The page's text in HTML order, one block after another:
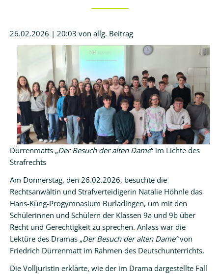
Aktuell
Newsletter
Intern
Hausordnung
Schulwegeplan
Kontakt
26.02.2026 | 20:03 von allg. Beitrag
Dürrenmatts „Der Besuch der alten Dame“ im Lichte des
Strafrechts
Am Donnerstag, den 26.02.2026, besuchte die
Rechtsanwältin und Strafverteidigerin Natalie Höhnle das
Hans-Küng-Progymnasium Burladingen, um mit den
Schülerinnen und Schülern der Klassen 9a und 9b über
Recht und Gerechtigkeit zu sprechen. Anlass war die
Lektüre des Dramas „Der Besuch der alten Dame“von
Friedrich Dürrenmatt im Rahmen des Deutschunterrichts.
Die Volljuristin erklärte, wie der im Drama dargestellte Fall